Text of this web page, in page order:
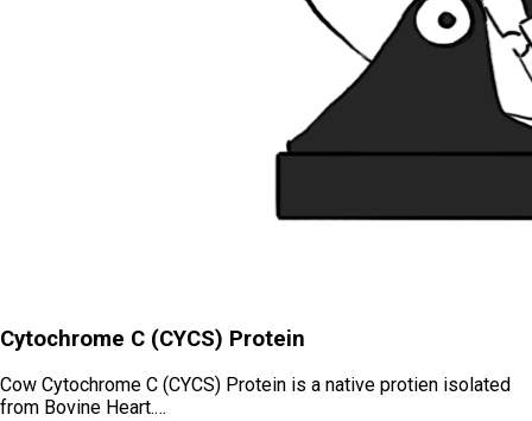
Cytochrome C (CYCS) Protein
Cow Cytochrome C (CYCS) Protein is a native protien isolated
from Bovine Heart.…